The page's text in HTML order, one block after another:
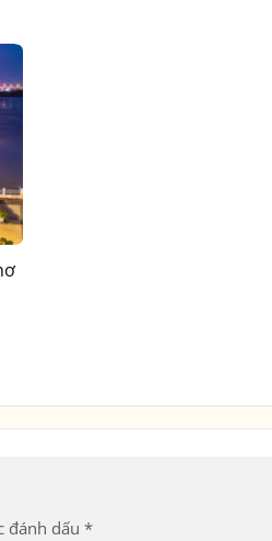
đánh dấu *